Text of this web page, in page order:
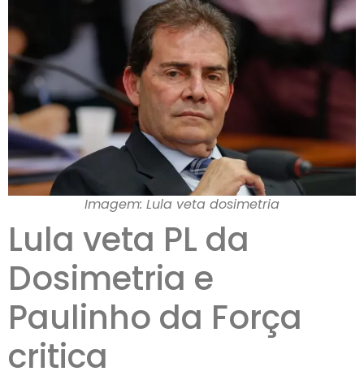
Imagem: Lula veta dosimetria
Lula veta PL da
Dosimetria e
Paulinho da Força
critica